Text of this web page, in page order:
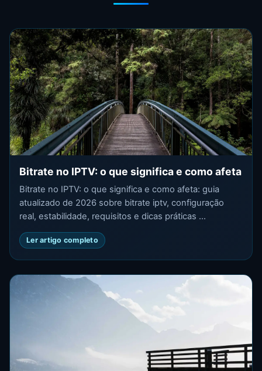
Bitrate no IPTV: o que significa e como afeta
Bitrate no IPTV: o que significa e como afeta: guia
atualizado de 2026 sobre bitrate iptv, configuração
real, estabilidade, requisitos e dicas práticas ...
Ler artigo completo